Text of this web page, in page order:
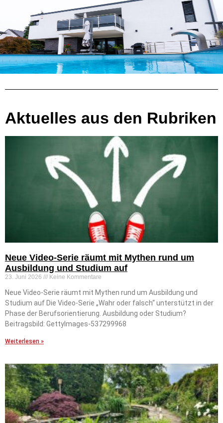
Aktuelles aus den Rubriken
Neue Video-Serie räumt mit Mythen rund um
Ausbildung und Studium auf
23. Juni 2026 Keine Kommentare
Neue Video-Serie räumt mit Mythen rund um Ausbildung und
Studium auf Die Video-Serie „Wahr oder falsch“ unterstützt in der
Phase der Berufsorientierung. Ausbildung oder Studium?
Beitragsbild: GettyImages-537299968
Weiterlesen »